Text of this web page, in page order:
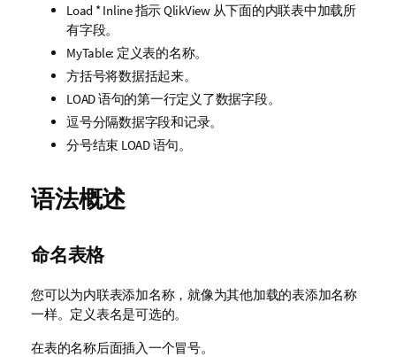
Load * Inline指示QlikView从下面的内联表中加载所
有字段。
MyTable: 定义表的名称。
方括号将数据括起来。
LOAD 语句的第一行定义了数据字段。
逗号分隔数据字段和记录。
分号结束 LOAD 语句。
语法概述
命名表格
您可以为内联表添加名称，就像为其他加载的表添加名称
一样。定义表名是可选的。
在表的名称后面插入一个冒号。